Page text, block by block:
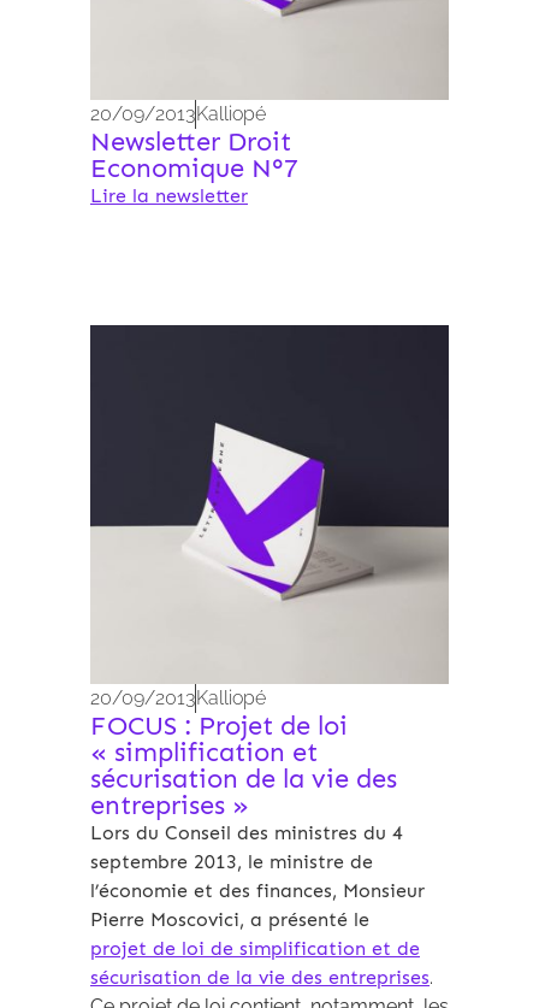
20/09/2013Kalliopé
Newsletter Droit
Economique N°7
Lire la newsletter
20/09/2013Kalliopé
FOCUS : Projet de loi
« simplification et
sécurisation de la vie des
entreprises »
Lors du Conseil des ministres du 4
septembre 2013, le ministre de
l’économie et des finances, Monsieur
Pierre Moscovici, a présenté le
projet de loi de simplification et de
sécurisation de la vie des entreprises.